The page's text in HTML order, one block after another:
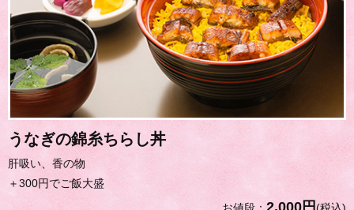
うなぎの錦糸ちらし丼
肝吸い、香の物
＋300円でご飯大盛
2,000円